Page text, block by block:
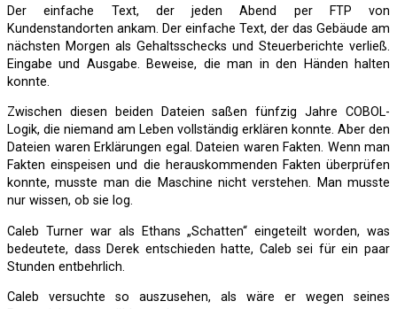
Der einfache Text, der jeden Abend per FTP von
Kundenstandorten ankam. Der einfache Text, der das Gebäude am
nächsten Morgen als Gehaltsschecks und Steuerberichte verließ.
Eingabe und Ausgabe. Beweise, die man in den Händen halten
konnte.
Zwischen diesen beiden Dateien saßen fünfzig Jahre COBOL-
Logik, die niemand am Leben vollständig erklären konnte. Aber den
Dateien waren Erklärungen egal. Dateien waren Fakten. Wenn man
Fakten einspeisen und die herauskommenden Fakten überprüfen
konnte, musste man die Maschine nicht verstehen. Man musste
nur wissen, ob sie log.
Caleb Turner war als Ethans „Schatten“ eingeteilt worden, was
bedeutete, dass Derek entschieden hatte, Caleb sei für ein paar
Stunden entbehrlich.
Caleb versuchte so auszusehen, als wäre er wegen seines